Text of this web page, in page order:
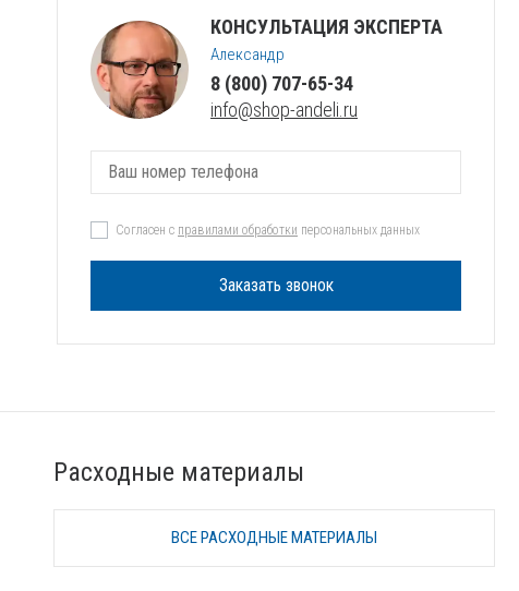
КОНСУЛЬТАЦИЯ ЭКСПЕРТА
Александр
8 (800) 707-65-34
info@shop-andeli.ru
Согласен с правилами обработки персональных данных
Заказать звонок
Расходные материалы
ВСЕ РАСХОДНЫЕ МАТЕРИАЛЫ